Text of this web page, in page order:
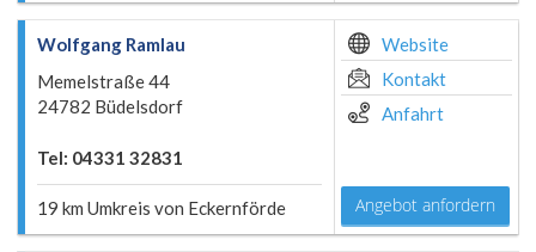
Wolfgang Ramlau
Memelstraße 44
24782 Büdelsdorf
Tel: 04331 32831
19 km Umkreis von Eckernförde
Website
Kontakt
Anfahrt
Angebot anfordern